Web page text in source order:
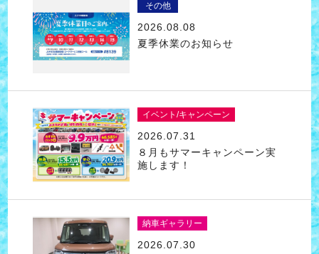
その他
2026.08.08
夏季休業のお知らせ
イベント/キャンペーン
2026.07.31
８月もサマーキャンペーン実
施します！
納車ギャラリー
2026.07.30